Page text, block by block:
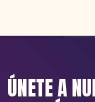
ÚNETE A